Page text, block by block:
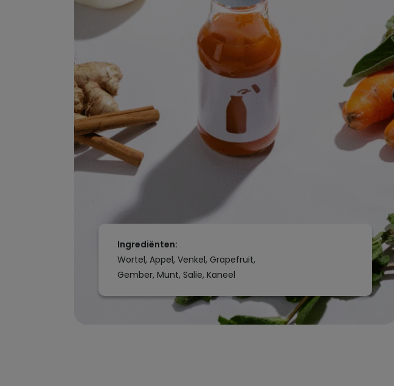
Ingrediënten:
Wortel, Appel, Venkel, Grapefruit,
Gember, Munt, Salie, Kaneel